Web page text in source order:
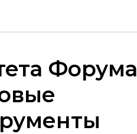
Форума